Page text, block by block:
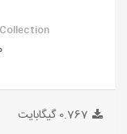
0.767 گیگابایت